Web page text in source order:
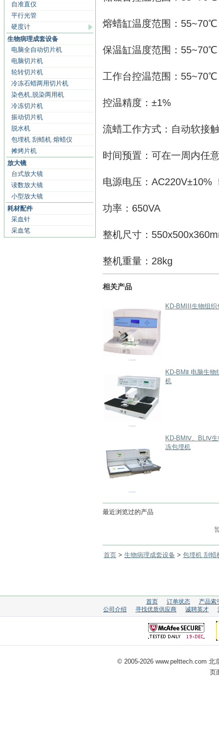
自准直仪
平行光管
硬度计
生物病理成套设备
电脑全自动切片机
电脑切片机
轮转切片机
冷冻石蜡两用切片机
染色机,脱染两用机
冷冻切片机
振动切片机
脱水机
包埋机 刮蜡机 熔蜡仪
摊烤片机
放大镜
台式放大镜
读数放大镜
小型放大镜
耗材配件
采血针
采血笔
熔蜡缸温度范围：55~70℃
保温缸温度范围：55~70℃
工作台控温范围：55~70℃
控温精度：±1%
流蜡工作方式：自动软接
时间预置：可在一周内任
电源电压：
功率：650VA
整机尺寸：
整机重量：28kg
相关产品
KD-BMIII生物组织
KD-BMⅡ 电脑生物
机
KD-BMⅣ、BLⅣ生
冻包埋机
最近浏览过的产品
首页 > 生物病理成套设备 > 包埋机 刮蜡
首页 订单状态
产品索
公司介绍
寻找优质供应商 诚聘英才
© 2005-2026 www.pelttech.com 北
页